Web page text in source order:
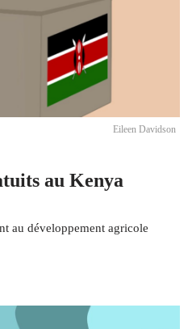
Eileen Davidson
au Kenya
au développement agricole